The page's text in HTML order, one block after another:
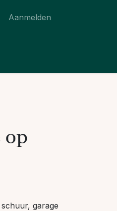
Aanmelden
op
garage